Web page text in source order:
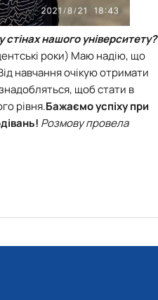
стінах нашого університету?
роки) Маю надію, що
навчання очікую отримати
щоб стати в
рівня.Бажаємо успіху при
Розмову провела